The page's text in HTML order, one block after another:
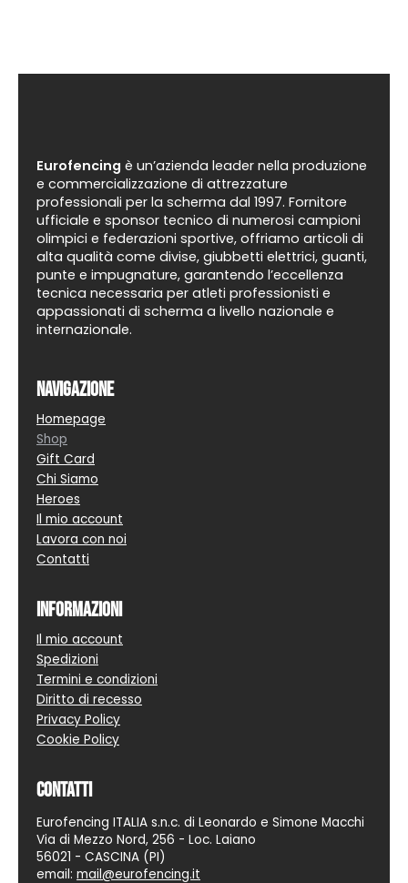
Eurofencing è un’azienda leader nella produzione
e commercializzazione di attrezzature
professionali per la scherma dal 1997. Fornitore
ufficiale e sponsor tecnico di numerosi campioni
olimpici e federazioni sportive, offriamo articoli di
alta qualità come divise, giubbetti elettrici, guanti,
punte e impugnature, garantendo l’eccellenza
tecnica necessaria per atleti professionisti e
appassionati di scherma a livello nazionale e
internazionale.
Navigazione
Homepage
Shop
Gift Card
Chi Siamo
Heroes
Il mio account
Lavora con noi
Contatti
Informazioni
Il mio account
Spedizioni
Termini e condizioni
Diritto di recesso
Privacy Policy
Cookie Policy
Contatti
Eurofencing ITALIA s.n.c. di Leonardo e Simone Macchi
Via di Mezzo Nord, 256 - Loc. Laiano
56021 - CASCINA (PI)
email: mail@eurofencing.it